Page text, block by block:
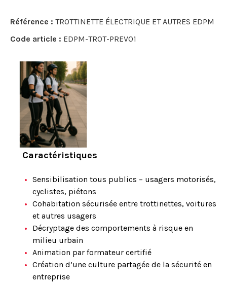
Référence : TROTTINETTE ÉLECTRIQUE ET AUTRES EDPM
Code article : EDPM-TROT-PREV01
Caractéristiques
Sensibilisation tous publics – usagers motorisés,
cyclistes, piétons
Cohabitation sécurisée entre trottinettes, voitures
et autres usagers
Décryptage des comportements à risque en
milieu urbain
Animation par formateur certifié
Création d’une culture partagée de la sécurité en
entreprise